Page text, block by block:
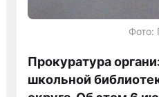
Фото:
Прокуратура
школьной